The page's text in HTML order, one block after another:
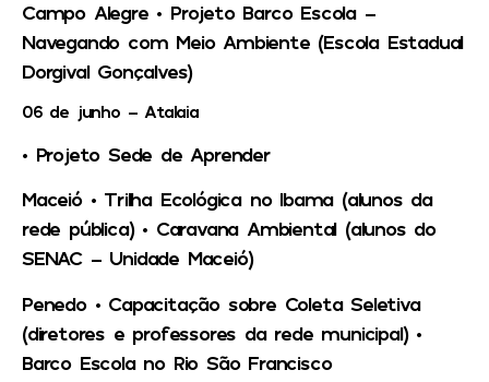
Campo Alegre • Projeto Barco Escola –
Navegando com Meio Ambiente (Escola Estadual
Dorgival Gonçalves)
06 de junho – Atalaia
• Projeto Sede de Aprender
Maceió •Trilha Ecológica no Ibama (alunos da
rede pública) • Caravana Ambiental (alunos do
SENAC – Unidade Maceió)
Penedo •Capacitação sobre Coleta Seletiva
(diretores e professores da rede municipal) •
Barco Escola no Rio São Francisco